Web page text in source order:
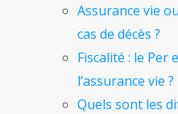
Assurance vie
cas de décès ?
Fiscalité : le
l’assurance vie ?
Quels sont les